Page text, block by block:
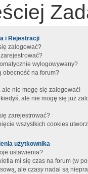
i Rejestracji
zalogować?
wylogowywany?
obecność na forum?
ale nie mogę się zalogować!
ale nie mogę się już
zarejestrować?
wszystkich cookies
użytkownika
ustawienia?
mi się czas na forum (w
ale czasy nadal są